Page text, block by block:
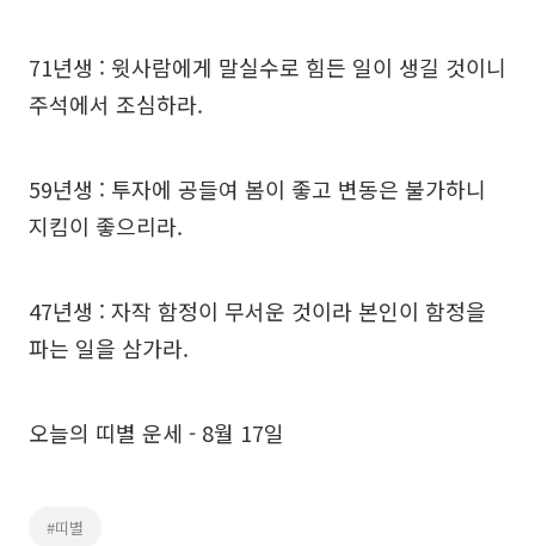
71년생 : 윗사람에게 말실수로 힘든 일이 생길 것이니
주석에서 조심하라.
59년생 : 투자에 공들여 봄이 좋고 변동은 불가하니
지킴이 좋으리라.
47년생 : 자작 함정이 무서운 것이라 본인이 함정을
파는 일을 삼가라.
오늘의 띠별 운세 - 8월 17일
#띠별